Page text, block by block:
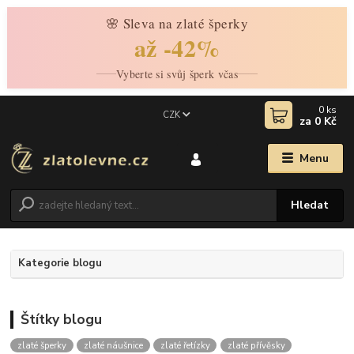
🌸 Sleva na zlaté šperky
až -42%
Vyberte si svůj šperk včas
Menu
CZK
Hledat
0 ks
za 0 Kč
Kategorie blogu
Štítky blogu
zlaté šperky zlaté náušnice zlaté řetízky
zlaté přívěsky